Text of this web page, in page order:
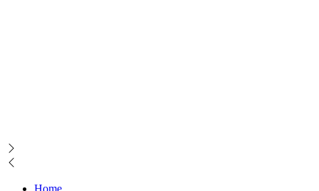
Home